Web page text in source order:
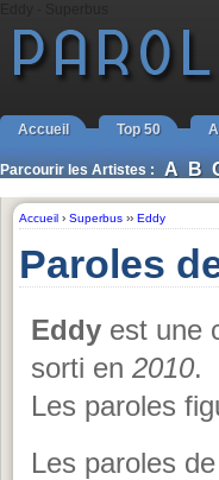
Accueil Top 50
Parcourir les Artistes : A B
Accueil › Superbus ›› Eddy
Paroles
Eddy est une
sorti en 2010.
Les paroles
Les paroles de